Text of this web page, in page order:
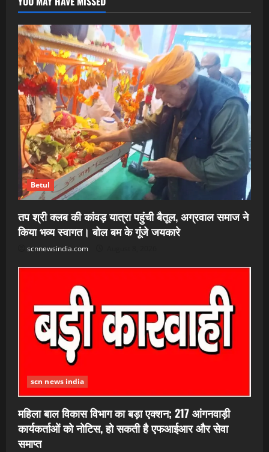
Betul
तप श्री क्लब की कांवड़ यात्रा पहुंची बैतूल, अग्रवाल समाज ने
किया भव्य स्वागत। बोल बम के गूंजे जयकारे
scnnewsindia.com
scn news india
महिला बाल विकास विभाग का बड़ा एक्शन; 217 आंगनवाड़ी
कार्यकर्ताओं को नोटिस, हो सकती है एफआईआर और सेवा
समाप्त